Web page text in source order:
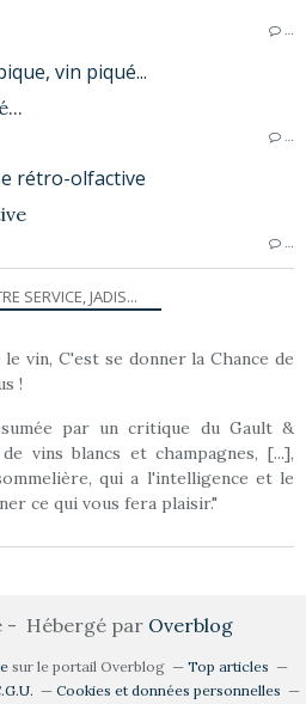
vin piqué...
rétro-olfactive
SERVICE, JADIS...
vin, C'est se donner la Chance de
!
par un critique du Gault &
vins blancs et champagnes, [...],
qui a l'intelligence et le
ce qui vous fera plaisir."
- Hébergé par Overblog
sur le portail Overblog
Top articles
Cookies et données personnelles